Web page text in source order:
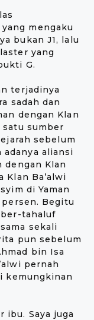
mengaku
bukan J1, lalu
yang
G.
terjadinya
sadah dan
dengan Klan
satu sumber
sebelum
adanya aliansi
dengan Klan
Klan Ba’alwi
di Yaman
Begitu
tahaluf
sekali
pun sebelum
bin Isa
pernah
kemungkinan
ibu. Saya juga